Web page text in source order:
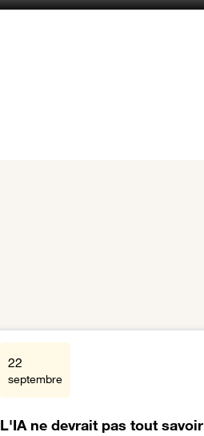
L'IA ne devrait pas tout savoir
22
septembre